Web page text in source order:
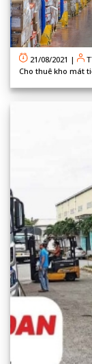
21/08/2021 |
Cho thuê kho mát